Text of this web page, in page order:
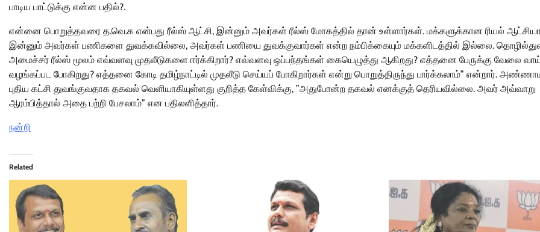
பாடிய பாட்டுக்கு என்ன பதில்?.
என்னை பொறுத்தவரை த.வெ.க என்பது ரீல்ஸ் ஆட்சி, இன்னும் அவர்கள் ரீல்ஸ் மோகத்தில் தான் உள்ளார்கள். மக்களுக்கான ரியல்
இன்னும் அவர்கள் பணிகளை துவக்கவில்லை, அவர்கள் பணியை துவக்குவார்கள் என்ற நம்பிக்கையும் மக்களிடத்தில் இல்லை.
அமைச்சர் ரீல்ஸ் மூலம் எவ்வளவு முதலீடுகளை ஈர்க்கிறார்? எவ்வளவு ஒப்பந்தங்கள் கையெழுத்து ஆகிறது? எத்தனை பேருக்கு வேலை
வழங்கப்பட போகிறது? எத்தனை கோடி தமிழ்நாட்டில் முதலீடு செய்யப் போகிறார்கள் என்று பொறுத்திருந்து பார்க்கலாம்” என்றார்.
புதிய கட்சி துவங்குவதாக தகவல் வெளியாகியுள்ளது குறித்த கேள்விக்கு, ”அதுபோன்ற தகவல் எனக்குத் தெரியவில்லை. அவர் அவ்வாறு
ஆரம்பித்தால் அதை பற்றி பேசலாம்” என பதிலளித்தார்.
நன்றி
Related